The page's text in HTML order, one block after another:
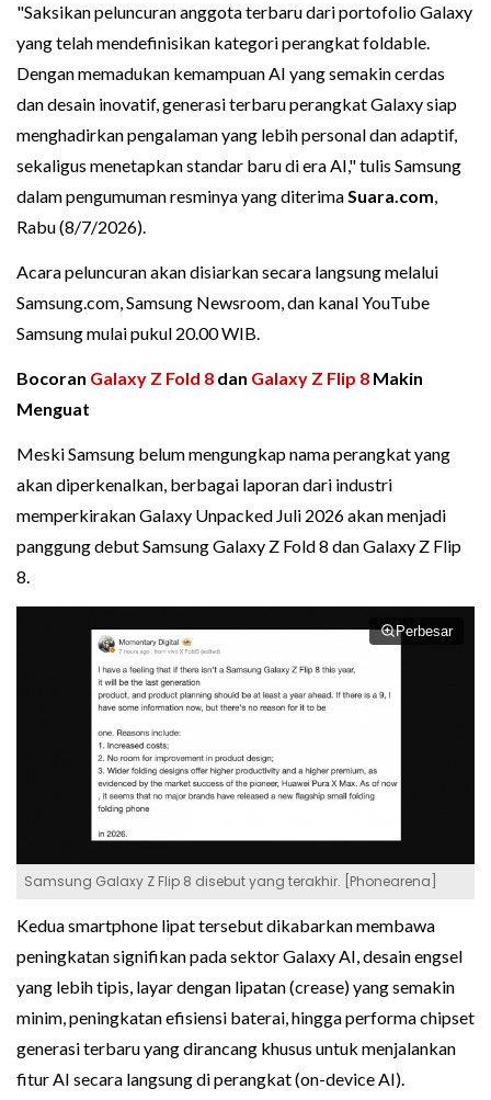
"Saksikan peluncuran anggota terbaru dari portofolio Galaxy
yang telah mendefinisikan kategori perangkat foldable.
Dengan memadukan kemampuan AI yang semakin cerdas
dan desain inovatif, generasi terbaru perangkat Galaxy siap
menghadirkan pengalaman yang lebih personal dan adaptif,
sekaligus menetapkan standar baru di era AI," tulis Samsung
dalam pengumuman resminya yang diterimaSuara.com,
Rabu (8/7/2026).
Acara peluncuran akan disiarkan secara langsung melalui
Samsung.com, Samsung Newsroom, dan kanal YouTube
Samsung mulai pukul 20.00 WIB.
Bocoran Galaxy Z Fold 8 dan Galaxy Z Flip 8 Makin
Menguat
Meski Samsung belum mengungkap nama perangkat yang
akan diperkenalkan, berbagai laporan dari industri
memperkirakan Galaxy Unpacked Juli 2026 akan menjadi
panggung debut Samsung Galaxy Z Fold 8 dan Galaxy Z Flip
8.
Perbesar
Samsung Galaxy Z Flip 8 disebut yang terakhir. [Phonearena]
Kedua smartphone lipat tersebut dikabarkan membawa
peningkatan signifikan pada sektor Galaxy AI, desain engsel
yang lebih tipis, layar dengan lipatan (crease) yang semakin
minim, peningkatan efisiensi baterai, hingga performa chipset
generasi terbaru yang dirancang khusus untuk menjalankan
fitur AI secara langsung di perangkat (on-device AI).